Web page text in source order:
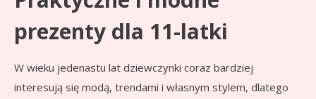
prezenty dla 11-latki
W wieku jedenastu lat dziewczynki coraz bardziej
interesują się modą, trendami i własnym stylem, dlatego